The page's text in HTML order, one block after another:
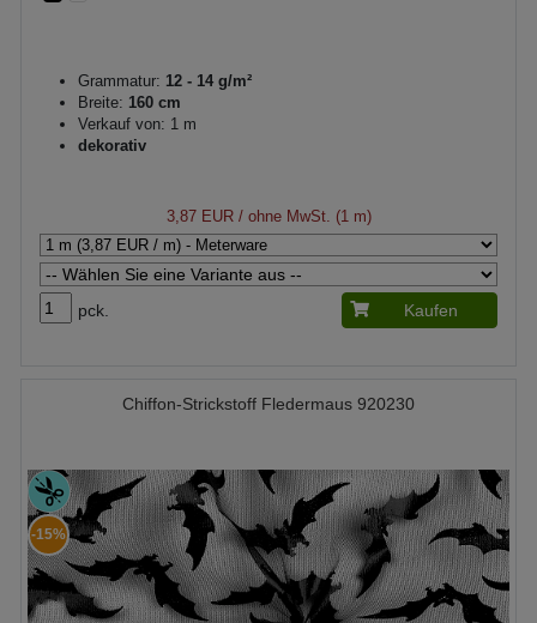
Grammatur: 12 - 14 g/m²
Breite: 160 cm
Verkauf von: 1 m
dekorativ
3,87 EUR/ ohne MwSt. (1 m)
pck. Kaufen
Chiffon-Strickstoff Fledermaus 920230
-15%